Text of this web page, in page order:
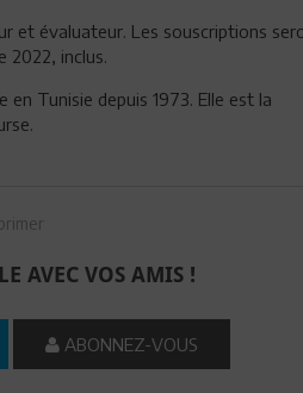
et évaluateur. Les souscriptions
2022, inclus.
en Tunisie depuis 1973. Elle est la
AVEC VOS AMIS !
ABONNEZ-VOUS